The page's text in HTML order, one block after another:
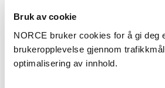
Bruk av cookie
NORCE bruker cookies for å gi deg
brukeropplevelse gjennom
optimalisering av innhold.
Prosjekter